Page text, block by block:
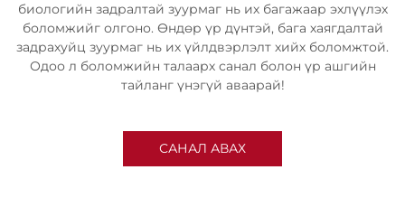
биологийн задралтай зуурмаг нь их багажаар эхлүүлэх
боломжийг олгоно. Өндөр үр дүнтэй, бага хаягдалтай
задрахуйц зуурмаг нь их үйлдвэрлэлт хийх боломжтой.
Одоо л боломжийн талаарх санал болон үр ашгийн
тайланг үнэгүй аваарай!
САНАЛ АВАХ